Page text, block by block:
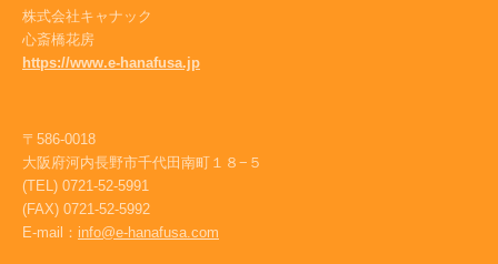
株式会社キャナック
心斎橋花房
https://www.e-hanafusa.jp
〒586-0018
大阪府河内長野市千代田南町１８−５
(TEL) 0721-52-5991
(FAX) 0721-52-5992
E-mail： info@e-hanafusa.com